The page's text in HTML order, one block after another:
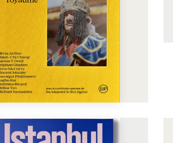
En voir plus